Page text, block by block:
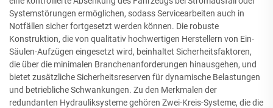
Systemstörungen ermöglichen, sodass Servicearbeiten auch in
Notfällen sicher fortgesetzt werden können. Die robuste
Konstruktion, die von qualitativ hochwertigen Herstellern von Ein-
Säulen-Aufzügen eingesetzt wird, beinhaltet Sicherheitsfaktoren,
die über die minimalen Branchenanforderungen hinausgehen, und
bietet zusätzliche Sicherheitsreserven für dynamische Belastungen
und betriebliche Schwankungen. Zu den Merkmalen der
redundanten Hydrauliksysteme gehören Zwei-Kreis-Systeme, die die